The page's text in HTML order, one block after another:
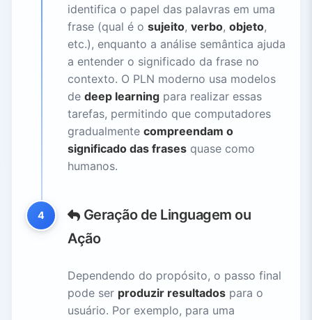
identifica o papel das palavras em uma
frase (qual é o sujeito, verbo, objeto,
etc.), enquanto a análise semântica ajuda
a entender o significado da frase no
contexto. O PLN moderno usa modelos
de deep learning para realizar essas
tarefas, permitindo que computadores
gradualmente compreendam o
significado das frases quase como
humanos.
4
Geração de Linguagem ou
Ação
Dependendo do propósito, o passo final
pode ser produzir resultados para o
usuário. Por exemplo, para uma